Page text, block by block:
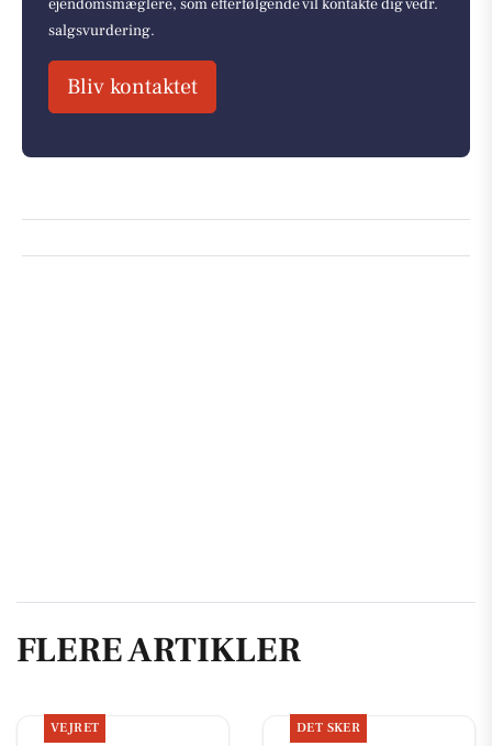
ejendomsmæglere, som efterfølgende vil kontakte dig vedr.
salgsvurdering.
Bliv kontaktet
FLERE ARTIKLER
VEJRET DET SKER